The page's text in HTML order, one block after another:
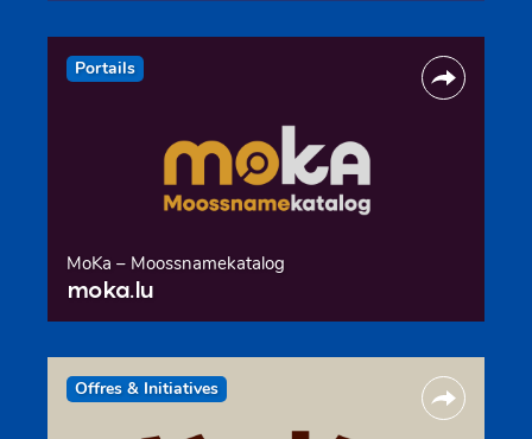
Portails
MoKa – Moossnamekatalog
moka.lu
Offres & Initiatives